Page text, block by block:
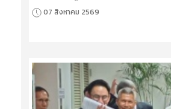
07 สิงหาคม 2569